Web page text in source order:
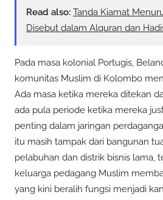
Read also: Tanda Kiamat
Disebut dalam Alquran dan
Pada masa kolonial Portugis,
komunitas Muslim di Kolombo
Ada masa ketika mereka ditekan
ada pula periode ketika mereka
penting dalam jaringan
itu masih tampak dari bangunan
pelabuhan dan distrik bisnis lama,
keluarga pedagang Muslim
yang kini beralih fungsi menjadi